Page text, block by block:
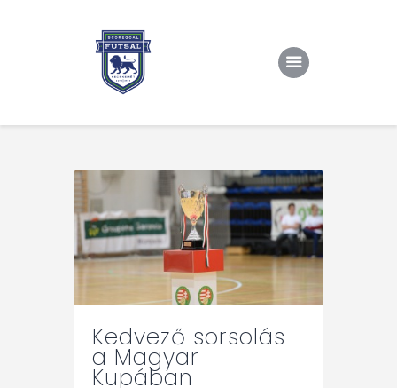
Rólunk/TAO
Eredmények, csapat
Hírek
Kapcsolat
Kedvező sorsolás
a Magyar
Kupában